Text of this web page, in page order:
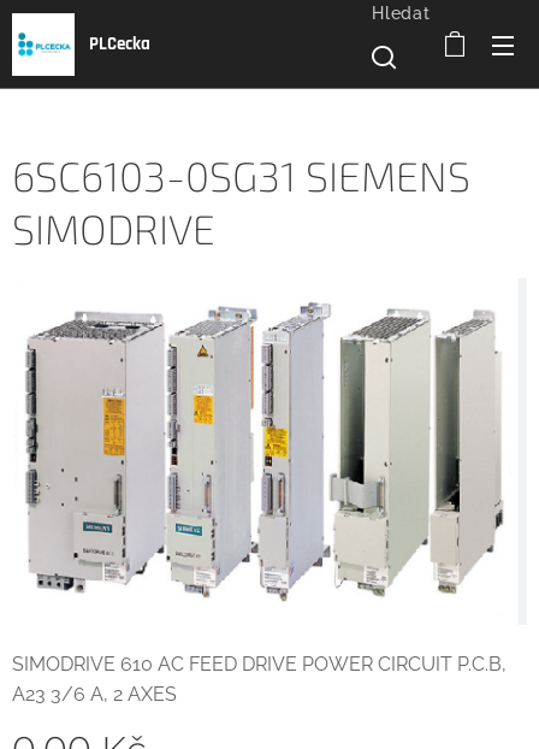
PLCecka
Hledat
6SC6103-0SG31 SIEMENS
SIMODRIVE
SIMODRIVE 610 AC FEED DRIVE POWER CIRCUIT P.C.B,
A23 3/6 A, 2 AXES